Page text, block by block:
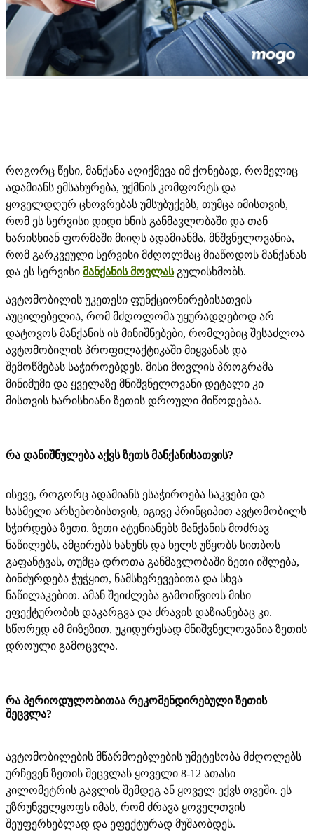
როგორც წესი, მანქანა აღიქმევა იმ ქონებად, რომელიც
ადამიანს ემსახურება, უქმნის კომფორტს და
ყოველდღურ ცხოვრებას უმსუბუქებს, თუმცა იმისთვის,
რომ ეს სერვისი დიდი ხნის განმავლობაში და თან
ხარისხიან ფორმაში მიიღს ადამიანმა, მნშვნელოვანია,
რომ გარკვეული სერვისი მძღოლმაც მიაწოდოს მანქანას
და ეს სერვისი მანქანის მოვლასგულისხმობს.
ავტომობილის უკეთესი ფუნქციონირებისათვის
აუცილებელია, რომ მძღოლომა უყურადღებოდ არ
დატოვოს მანქანის ის მინიშნებები, რომლებიც შესაძლოა
ავტომობილის პროფილაქტიკაში მიყვანას და
შემოწმებას საჭიროებდეს. მისი მოვლის პროგრამა
მინიმუმი და ყველაზე მნიშვნელოვანი დეტალი კი
მისთვის ხარისხიანი ზეთის დროული მიწოდებაა.
რა დანიშნულება აქვს ზეთს მანქანისათვის?
ისევე, როგორც ადამიანს ესაჭიროება საკვები და
სასმელი არსებობისთვის, იგივე პრინციპით ავტომობილს
სჭირდება ზეთი. ზეთი ატენიანებს მანქანის მოძრავ
ნაწილებს, ამცირებს ხახუნს და ხელს უწყობს სითბოს
გაფანტვას, თუმცა დროთა განმავლობაში ზეთი იშლება,
ბინძურდება ჭუჭყით, ნამსხვრევებითა და სხვა
ნაწილაკებით. ამან შეიძლება გამოიწვიოს მისი
ეფექტურობის დაკარგვა და ძრავის დაზიანებაც კი.
სწორედ ამ მიზეზით, უკიდურესად მნიშვნელოვანია ზეთის
დროული გამოცვლა.
რა პერიოდულობითაა რეკომენდირებული ზეთის
შეცვლა?
ავტომობილების მწარმოებლების უმეტესობა მძღოლებს
ურჩევენ ზეთის შეცვლას ყოველი 8-12 ათასი
კილომეტრის გავლის შემდეგ ან ყოველ ექვს თვეში. ეს
უზრუნველყოფს იმას, რომ ძრავა ყოველთვის
შეუფერხებლად და ეფექტურად მუშაობდეს.